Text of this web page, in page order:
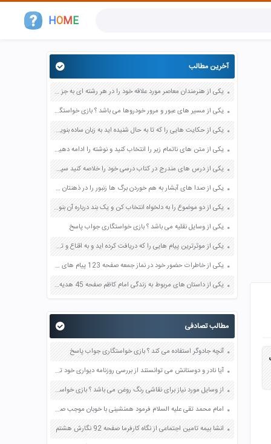
HOME
آخرین مطالب
یکی از هنرمندان معاصر مورد علاقه خود را در هر رشته ای به جز عکاسی صفحه 69 فرهنگ و هنر نهم
یکی از مسیر های عبور و مرور خودروها می باشد ؟ بازی خواستگاری جواب پاسخ
یکی از حکایت هایی را که تا به حال شنیده اید به زبان ساده بنویسید صفحه 97 نگارش ششم دبستان
یکی از متن های ناتمام زیر را انتخاب کنید و نوشته را ادامه دهید صفحه 73 و 74 کتاب نگارش فارسی پنجم دبستان
یکی از درس های مندرج در کتاب درسی خود را خلاصه کنید سپس متن خلاصه شده را با بهره گیری از روش های دسته بندی نمودار جدول نقشه مفهومی نشان دهید صفحه 118 نگارش یازدهم
یکی از صدا های آبشار به هم خوردن برگ ها زنبور را در ذهنتان مجسم کنید و درباره آن یک بند بنویسید صفحه 11 نگارش پنجم
یکی از دو موضوع را به دلخواه انتخاب کن و یک بند درباره آن بنویس صفحه 35 کتاب نگارش فارسی سوم
یکی از وسایل نقلیه می باشد ؟ بازی خواستگاری جواب پاسخ
یکی از موثرترین پیام هایی را که دریافت کرده اید و به اقناع و تغییری جدی در شما منجر شده است برسی کنید و علت این تاثیر گذاری قابل توجه را بنویسید صفحه 52 تفکر و سواد رسانه ای دهم
یکی از خاطرات حضور خود در نماز جمعه صفحه 123 پیام های آسمان هفتم
یکی از داستان های مربوط به زندگی امام کاظم صفحه 45 هدیه های آسمان چهارم
مطالب تصادفی
آنچه جادوگر استفاده می کند ؟ بازی خواستگاری جواب پاسخ
آیا نادر و دوستانش می توانستند از بررسی روزنامه دیواری خود توسط داوران جلوگیری کنند؟ صفحه 113 هدیه های آسمان پنجم
از وسایل مورد نیاز برای نقاشی رنگ روغن می باشد ؟ بازی خواستگاری جواب پاسخ
امام محمد تقی علیه السلام فرمود همنشینی با خوبان موجب صفحه 62 هدیه های آسمان چهارم
انشا بیمه تامین اجتماعی از نگاه کارفرما صفحه 92 نگارش هشتم